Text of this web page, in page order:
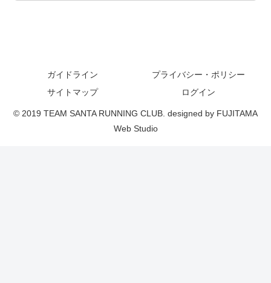
ガイドライン
プライバシー・ポリシー
サイトマップ
ログイン
© 2019 TEAM SANTA RUNNING CLUB. designed by FUJITAMA
Web Studio